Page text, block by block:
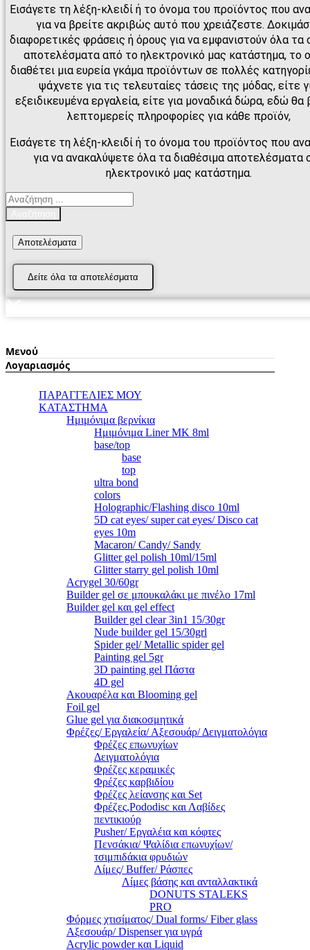
Εισάγετε τη λέξη-κλειδί ή το όνομα του προϊόντος που
για να βρείτε ακριβώς αυτό που χρειάζεστε.
διαφορετικές φράσεις ή όρους για να εμφανιστούν όλα τα
αποτελέσματα από το ηλεκτρονικό μας κατάστημα, το
διαθέτει μια ευρεία γκάμα προϊόντων σε πολλές
ψάχνετε για τις τελευταίες τάσεις της μόδας, είτε
εξειδικευμένα εργαλεία, είτε για μοναδικά δώρα, εδώ θα
λεπτομερείς πληροφορίες για κάθε προϊόν,
Εισάγετε τη λέξη-κλειδί ή το όνομα του προϊόντος που
για να ανακαλύψετε όλα τα διαθέσιμα αποτελέσματα
ηλεκτρονικό μας κατάστημα.
Search
...
Αποτελέσματα
Δείτε όλα τα αποτελέσματα
Μενού
Λογαριασμός
ΠΑΡΑΓΓΕΛΙΕΣ ΜΟΥ
ΚΑΤΑΣΤΗΜΑ
Ημιμόνιμα βερνίκια
Ημιμόνιμα Liner ΜΚ 8ml
base/top
base
top
ultra bond
colors
Holographic/Flashing disco 10ml
5D cat eyes/ super cat eyes/ Disco cat
eyes 10m
Macaron/ Candy/ Sandy
Glitter gel polish 10ml/15ml
Glitter starry gel polish 10ml
Acrygel 30/60gr
Builder gel σε μπουκαλάκι με πινέλο 17ml
Builder gel και gel effect
Builder gel clear 3in1 15/30gr
Nude builder gel 15/30grl
Spider gel/ Metallic spider gel
Painting gel 5gr
3D painting gel Πάστα
4D gel
Ακουαρέλα και Blooming gel
Foil gel
Glue gel για διακοσμητικά
Φρέζες/ Εργαλεία/ Αξεσουάρ/ Δειγματολόγια
Φρέζες επωνυχίων
Δειγματολόγια
Φρέζες κεραμικές
Φρέζες καρβιδίου
Φρέζες λείανσης και Set
Φρέζες,Pododisc και Λαβίδες
πεντικιούρ
Pusher/ Εργαλέια και κόφτες
Πενσάκια/ Ψαλίδια επωνυχίων/
τσιμπιδάκια φρυδιών
Λίμες/ Buffer/ Ράσπες
Λίμες βάσης και ανταλλακτικά
DONUTS STALEKS
PRO
Φόρμες χτισίματος/ Dual forms/ Fiber glass
Αξεσουάρ/ Dispenser για υγρά
Acrylic powder και Liquid